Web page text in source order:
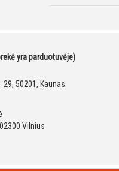
yra parduotuvėje)
50201, Kaunas
Vilnius